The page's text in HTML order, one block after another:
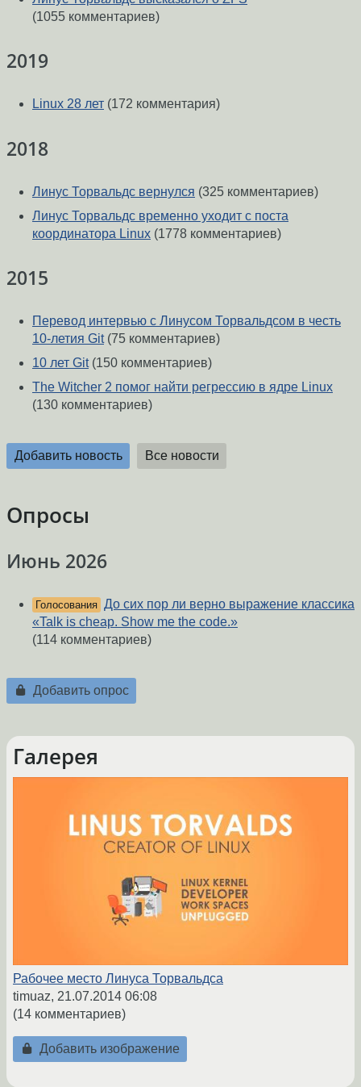
(1055 комментариев)
2019
Linux 28 лет (172 комментария)
2018
Линус Торвальдс вернулся (325 комментариев)
Линус Торвальдс временно уходит с поста
координатора Linux (1778 комментариев)
2015
Перевод интервью с Линусом Торвальдсом в честь
10-летия Git(75 комментариев)
10 лет Git(150 комментариев)
The Witcher 2 помог найти регрессию в ядре Linux
(130 комментариев)
Добавить новость Все новости
Опросы
Июнь 2026
Голосования До сих пор ли верно выражение классика
«Talk is cheap. Show me the code.»
(114 комментариев)
Добавить опрос
Галерея
Рабочее место Линуса Торвальдса
timuaz, 21.07.2014 06:08
(14 комментариев)
Добавить изображение